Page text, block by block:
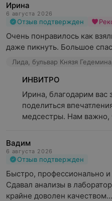
Ирина
6 августа 2026
Отзыв подтвержден
Очень понравилось как
даже пикнуть. Большое
Лида, бульвар Князя
ИНВИТРО
Ирина, благодарим вас
поделиться
медсестры. Нам важно,
Вадим
6 августа 2026
Отзыв подтвержден
Быстро, профессионально
Сдавал анализы в
крайне доволен качеством...